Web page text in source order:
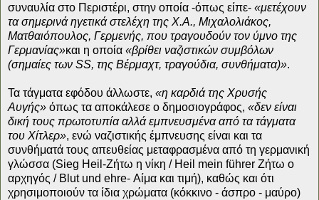
συναυλία στο Περιστέρι, στην οποία -όπως είπε- «μετέχουν
τα σημερινά ηγετικά στελέχη της Χ.Α., Μιχαλολιάκος,
Ματθαιόπουλος, Γερμενής, που τραγουδούν τον ύμνο της
Γερμανίας»και η οποία «βρίθει ναζιστικών συμβόλων
(σημαίες των SS, της Βέρμαχτ, τραγούδια, συνθήματα)».
Τα τάγματα εφόδου άλλωστε, «η καρδιά της Χρυσής
Αυγής» όπως τα αποκάλεσε ο δημοσιογράφος, «δεν είναι
δική τους πρωτοτυπία αλλά εμπνευσμένα από τα τάγματα
του Χίτλερ», ενώ ναζιστικής έμπνευσης είναι και τα
συνθήματά τους απευθείας μεταφρασμένα από τη γερμανική
γλώσσα (Sieg Heil-Ζήτω η νίκη / Heil mein führer Ζήτω ο
αρχηγός / Blut und ehre- Αίμα και τιμή), καθώς και ότι
χρησιμοποιούν τα ίδια χρώματα (κόκκινο - άσπρο - μαύρο)